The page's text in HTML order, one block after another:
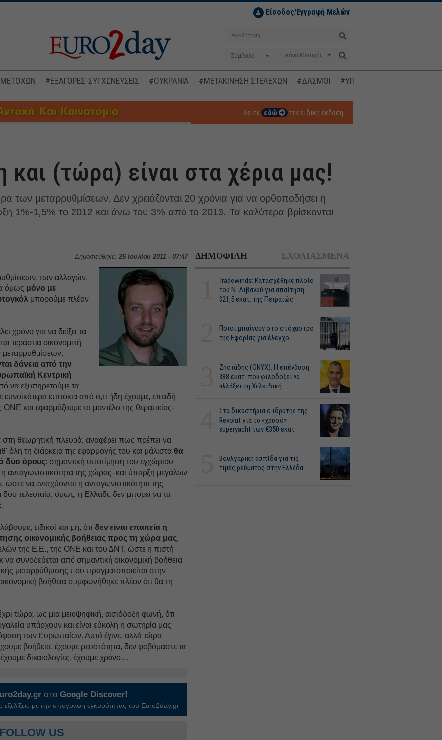
Είσοδος/Εγγραφή Μελών
Σύμβολο
ΜΕΤΟΧΩΝ #ΕΞΑΓΟΡΕΣ-ΣΥΓΧΩΝΕΥΣΕΙΣ #ΟΥΚΡΑΝΙΑ #ΜΕΤΑΚΙΝΗΣΗ ΣΤΕΛΕΧΩΝ #ΔΑΣΜΟΙ #ΥΠΟΚΛΟΠΕΣ
Δείτε εδώ την ειδική έκδοση
και (τώρα) είναι στα χέρια μας!
των μεταρρυθμίσεων. Δεν χρειάζονται 20 χρόνια για να ορθοποδήσει η
1%-1,5% το 2012 και άνω του 3% από το 2013. Τα καλύτερα βρίσκονται
Δημοσιεύθηκε: 26 Ιουλίου 2011 - 07:47
των αλλαγών,
όμως μόνο με
μπορούμε πλέον
χρόνο για να δείξει τα
τεράστια οικονομική
μεταρρυθμίσεων.
δάνεια από την
Κεντρική
να εξυπηρετούμε τα
επιτόκια από ό,τι ήδη έχουμε, επειδή
ΟΝΕ και εφαρμόζουμε το μοντέλο της θεραπείας-
θεωρητική πλευρά, αναφέρει πως πρέπει να
όλη τη διάρκεια της εφαρμογής του και μάλιστα θα
δύο όρους: σημαντική υποτίμηση του εγχώριου
ανταγωνιστικότητα της χώρας- και ύπαρξη μεγάλων
να ενισχύονται η ανταγωνιστικότητα της
τελευταία, όμως, η Ελλάδα δεν μπορεί να τα
ειδικοί και μη, ότιδεν είναι επαιτεία η
οικονομικής βοήθειας προς τη χώρα μας,
της Ε.Ε., της ΟΝΕ και του ΔΝΤ, ώστε η πιστή
συνοδεύεται από σημαντική οικονομική βοήθεια
μεταρρύθμισης που πραγματοποιείται στην
βοήθεια συμφωνήθηκε πλέον ότι θα τη
τώρα, ως μια μειοψηφική, αισιόδοξη φωνή, ότι
υπάρχουν και είναι εύκολη η σωτηρία μας
των Ευρωπαίων. Αυτό έγινε, αλλά τώρα
βοήθεια, έχουμε ρευστότητα, δεν φοβόμαστε τα
δικαιολογίες, έχουμε χρόνο…
στοGoogle Discover!
εξελίξεις με την υπογραφη εγκυρότητας του Euro2day.gr
FOLLOW US
ΔΗΜΟΦΙΛΗ ΣΧΟΛΙΑΣΜΕΝΑ
Tradewinds: Κατασχέθηκε πλοίο
του Ν. Λιβανού για απαίτηση
$21,5 εκατ. της Πειραιώς
Ποιοι μπαίνουν στο στόχαστρο
της Εφορίας για έλεγχο
Ζησιάδης (ONYX): Η επένδυση
388 εκατ. που φιλοδοξεί να
αλλάξει τη Χαλκιδική
Στα δικαστήρια ο ιδρυτής της
Revolut για το «χρυσό»
superyacht των €350 εκατ.
Βουλγαρική ασπίδα για τις
τιμές ρεύματος στην Ελλάδα